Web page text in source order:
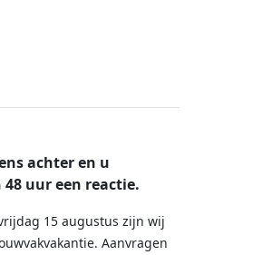
achter en u
uur een reactie.
15 augustus zijn wij
Aanvragen